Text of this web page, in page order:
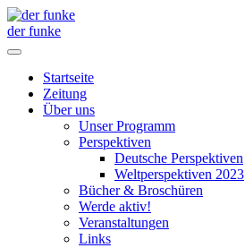
der funke
Startseite
Zeitung
Über uns
Unser Programm
Perspektiven
Deutsche Perspektiven
Weltperspektiven 2023
Bücher & Broschüren
Werde aktiv!
Veranstaltungen
Links